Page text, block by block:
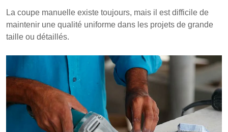
La coupe manuelle existe toujours, mais il est difficile de
maintenir une qualité uniforme dans les projets de grande
taille ou détaillés.